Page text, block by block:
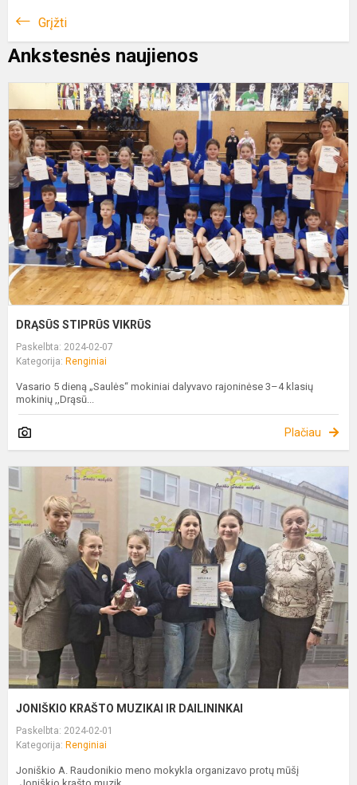
Grįžti
Ankstesnės naujienos
DRĄSŪS STIPRŪS VIKRŪS
Paskelbta: 2024-02-07
Kategorija: Renginiai
Vasario 5 dieną „Saulės“ mokiniai dalyvavo rajoninėse 3–4 klasių
mokinių ,,Drąsū...
Plačiau
JONIŠKIO KRAŠTO MUZIKAI IR DAILININKAI
Paskelbta: 2024-02-01
Kategorija: Renginiai
Joniškio A. Raudonikio meno mokykla organizavo protų mūšį